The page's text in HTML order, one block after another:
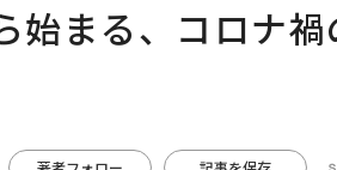
始まる、コロナ